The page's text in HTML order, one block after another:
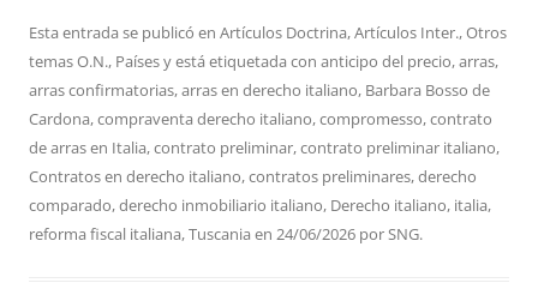
Esta entrada se publicó en Artículos Doctrina,Artículos Inter.,Otros
temas O.N., Paísesy está etiquetada con anticipo del precio,arras,
arras confirmatorias,arras en derecho italiano, Barbara Bosso de
Cardona,compraventa derecho italiano,compromesso,contrato
de arras en Italia,contrato preliminar,contrato preliminar italiano,
Contratos en derecho italiano,contratos preliminares,derecho
comparado,derecho inmobiliario italiano, Derecho italiano, italia,
reforma fiscal italiana,Tuscania en 24/06/2026 porSNG.